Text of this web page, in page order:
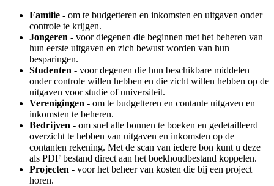
Familie - om te budgetteren en inkomsten en uitgaven onder
controle te krijgen.
Jongeren - voor diegenen die beginnen met het beheren van
hun eerste uitgaven en zich bewust worden van hun
besparingen.
Studenten - voor degenen die hun beschikbare middelen
onder controle willen hebben en die zicht willen hebben op de
uitgaven voor studie of universiteit.
Verenigingen - om te budgetteren en contante uitgaven en
inkomsten te beheren.
Bedrijven - om snel alle bonnen te boeken en gedetailleerd
overzicht te hebben van uitgaven en inkomsten op de
contanten rekening. Met de scan van iedere bon kunt u deze
als PDF bestand direct aan het boekhoudbestand koppelen.
Projecten - voor het beheer van kosten die bij een project
horen.